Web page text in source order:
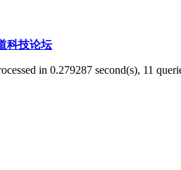
科技论坛
in 0.279287 second(s), 11